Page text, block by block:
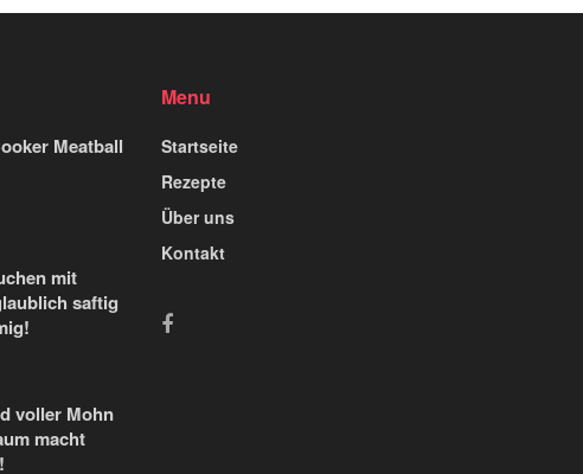
Meatball
mit
saftig
voller Mohn
macht
Menu
Startseite
Rezepte
Über uns
Kontakt